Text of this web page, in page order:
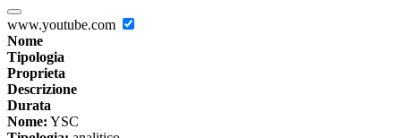
www.youtube.com
Nome
Tipologia
Proprieta
Descrizione
Durata
Nome: YSC